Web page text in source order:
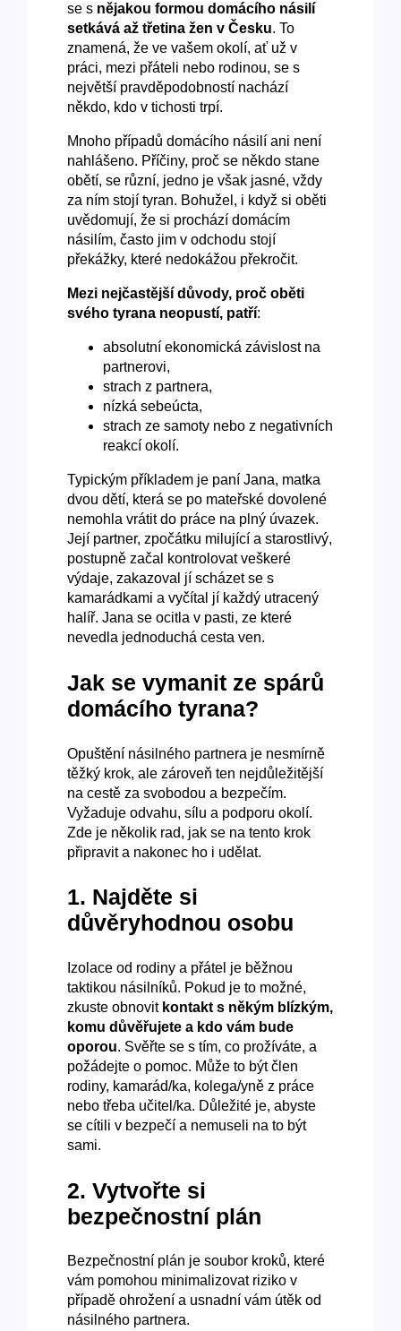
se s nějakou formou domácího násilí
setkává až třetina žen v Česku. To
znamená, že ve vašem okolí, ať už v
práci, mezi přáteli nebo rodinou, se s
největší pravděpodobností nachází
někdo, kdo v tichosti trpí.
Mnoho případů domácího násilí ani není
nahlášeno. Příčiny, proč se někdo stane
obětí, se různí, jedno je však jasné, vždy
za ním stojí tyran. Bohužel, i když si oběti
uvědomují, že si prochází domácím
násilím, často jim v odchodu stojí
překážky, které nedokážou překročit.
Mezi nejčastější důvody, proč oběti
svého tyrana neopustí, patří:
absolutní ekonomická závislost na
partnerovi,
strach z partnera,
nízká sebeúcta,
strach ze samoty nebo z negativních
reakcí okolí.
Typickým příkladem je paní Jana, matka
dvou dětí, která se po mateřské dovolené
nemohla vrátit do práce na plný úvazek.
Její partner, zpočátku milující a starostlivý,
postupně začal kontrolovat veškeré
výdaje, zakazoval jí scházet se s
kamarádkami a vyčítal jí každý utracený
halíř. Jana se ocitla v pasti, ze které
nevedla jednoduchá cesta ven.
Jak se vymanit ze spárů
domácího tyrana?
Opuštění násilného partnera je nesmírně
těžký krok, ale zároveň ten nejdůležitější
na cestě za svobodou a bezpečím.
Vyžaduje odvahu, sílu a podporu okolí.
Zde je několik rad, jak se na tento krok
připravit a nakonec ho i udělat.
1. Najděte si
důvěryhodnou osobu
Izolace od rodiny a přátel je běžnou
taktikou násilníků. Pokud je to možné,
zkuste obnovit kontakt s někým blízkým,
komu důvěřujete a kdo vám bude
oporou. Svěřte se s tím, co prožíváte, a
požádejte o pomoc. Může to být člen
rodiny, kamarád/ka, kolega/yně z práce
nebo třeba učitel/ka. Důležité je, abyste
se cítili v bezpečí a nemuseli na to být
sami.
2. Vytvořte si
bezpečnostní plán
Bezpečnostní plán je soubor kroků, které
vám pomohou minimalizovat riziko v
případě ohrožení a usnadní vám útěk od
násilného partnera.